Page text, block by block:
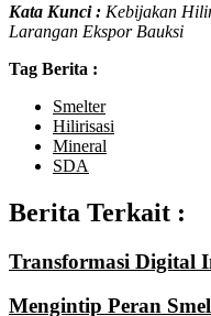
Kata Kunci : Kebijakan
Larangan Ekspor Bauksi
Tag Berita :
Smelter
Hilirisasi
Mineral
SDA
Berita Terkait :
Transformasi Digital
Mengintip Peran